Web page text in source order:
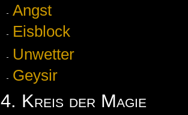
Angst
Eisblock
Unwetter
Geysir
4. Kreis der Magie